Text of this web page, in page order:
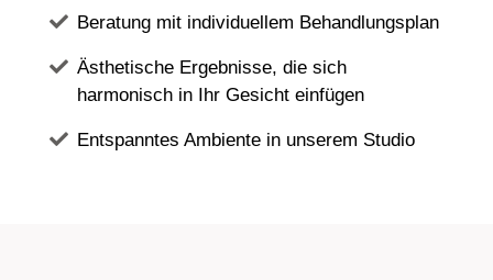
Beratung mit individuellem Behandlungsplan
Ästhetische Ergebnisse, die sich
harmonisch in Ihr Gesicht einfügen
Entspanntes Ambiente in unserem Studio